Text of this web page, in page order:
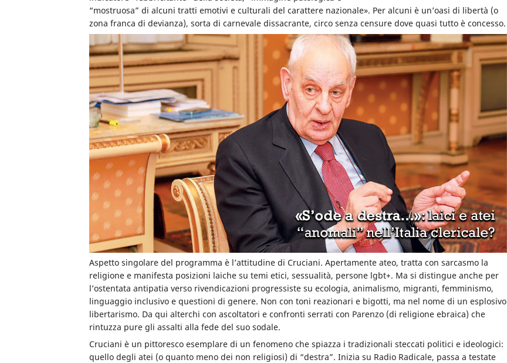
“mostruosa” di alcuni tratti emotivi e culturali del carattere nazionale». Per alcuni è un’oasi di libertà (o
zona franca di devianza), sorta di carnevale dissacrante, circo senza censure dove quasi tutto è concesso.
Aspetto singolare del programma è l’attitudine di Cruciani. Apertamente ateo, tratta con sarcasmo la
religione e manifesta posizioni laiche su temi etici, sessualità, persone lgbt+. Ma si distingue anche per
l’ostentata antipatia verso rivendicazioni progressiste su ecologia, animalismo, migranti, femminismo,
linguaggio inclusivo e questioni di genere. Non con toni reazionari e bigotti, ma nel nome di un esplosivo
libertarismo. Da qui alterchi con ascoltatori e confronti serrati con Parenzo (di religione ebraica) che
rintuzza pure gli assalti alla fede del suo sodale.
Cruciani è un pittoresco esemplare di un fenomeno che spiazza i tradizionali steccati politici e ideologici:
quello degli atei (o quanto meno dei non religiosi) di “destra”. Inizia su Radio Radicale, passa a testate